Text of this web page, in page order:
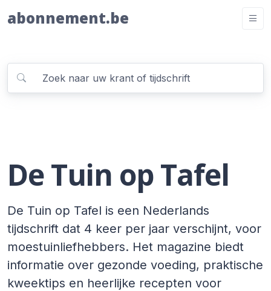
abonnement.be
De Tuin op Tafel
De Tuin op Tafel is een Nederlands
tijdschrift dat 4 keer per jaar verschijnt, voor
moestuinliefhebbers. Het magazine biedt
informatie over gezonde voeding, praktische
kweektips en heerlijke recepten voor